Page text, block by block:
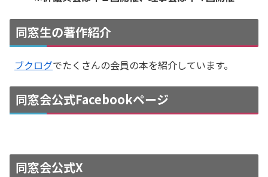
同窓生の著作紹介
ブクログでたくさんの会員の本を紹介しています。
同窓会公式Facebookページ
同窓会公式X